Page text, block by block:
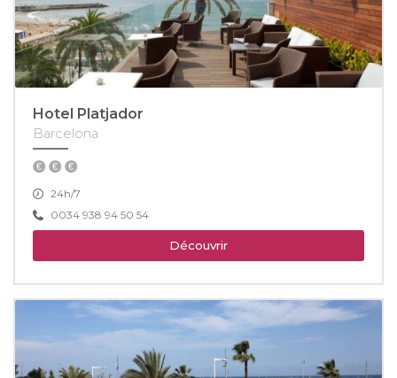
Hotel Platjador
Barcelona
24h/7
0034 938 94 50 54
Découvrir